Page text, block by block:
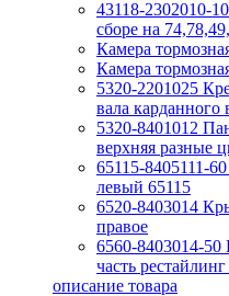
43118-2302010-
сборе на
Камера
Камера
5320-2201025
вала карданного
5320-8401012
верхняя разные
65115-
левый 65115
6520-8403014
правое
6560-8403014-
часть
описание товара